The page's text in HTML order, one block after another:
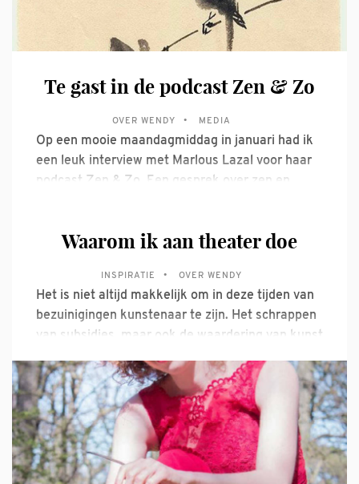
Te gast in de podcast Zen & Zo
OVER WENDY MEDIA
Op een mooie maandagmiddag in januari had ik
een leuk interview met Marlous Lazal voor haar
podcast Zen & Zo. Een gesprek over zen en
het horen? Dat kan via een van deze
Waarom ik aan theater doe
INSPIRATIE OVER WENDY
Het is niet altijd makkelijk om in deze tijden van
bezuinigingen kunstenaar te zijn. Het schrappen
van subsidies, maar ook de waardering van kunst
regelmatig afvraag waarom ik dit vak toch zo
graag wil uitoefenen. Het is moeilijk in woorden
te vatten, maar